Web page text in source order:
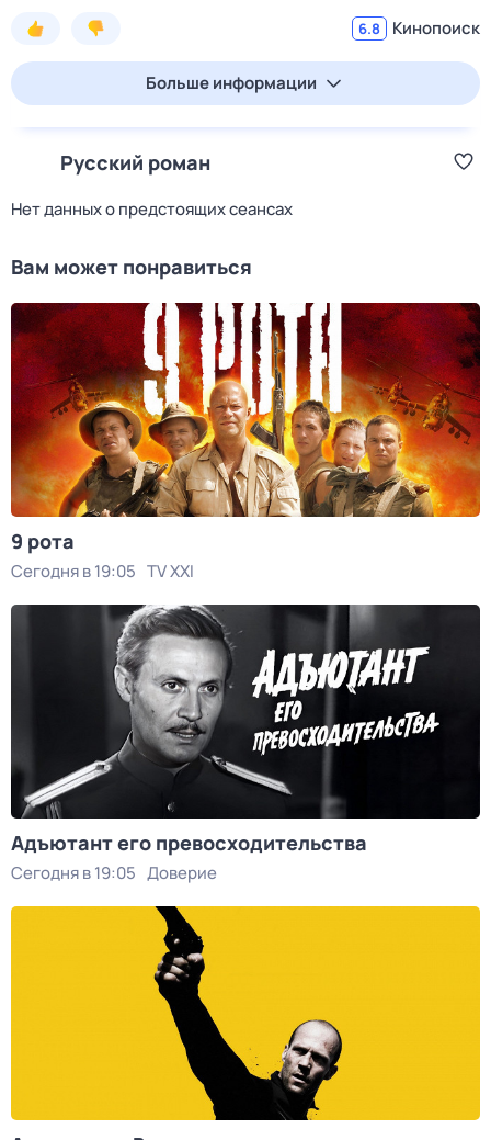
6.8 Кинопоиск
Больше информации
Русский роман
Нет данных о предстоящих сеансах
Вам может понравиться
9 рота
Сегодня в 19:05 TV XXI
Адъютант его превосходительства
Сегодня в 19:05 Доверие